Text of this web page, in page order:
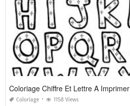
Coloriage Chiffre Et Lettre A Imprimer
Coloriage 1158 Views